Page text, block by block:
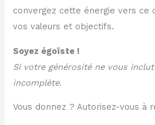
convergez cette énergie vers ce
vos valeurs et objectifs.
Soyez égoïste !
Si votre générosité ne vous
incomplète.
Vous donnez ? Autorisez-vous à